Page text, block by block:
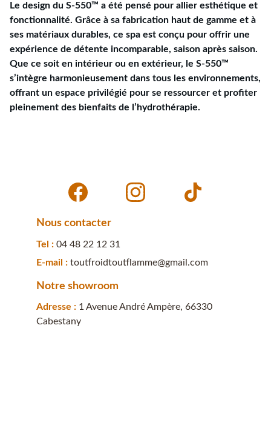
Le design du S-550™ a été pensé pour allier esthétique et
fonctionnalité. Grâce à sa fabrication haut de gamme et à
ses matériaux durables, ce spa est conçu pour offrir une
expérience de détente incomparable, saison après saison.
Que ce soit en intérieur ou en extérieur, le S-550™
s’intègre harmonieusement dans tous les environnements,
offrant un espace privilégié pour se ressourcer et profiter
pleinement des bienfaits de l’hydrothérapie.
E-mail : toutfroidtoutflamme@gmail.com
Tel : 04 48 22 12 31
Adresse : 1 Avenue André Ampère, 66330
Cabestany
Notre showroom
Nous contacter